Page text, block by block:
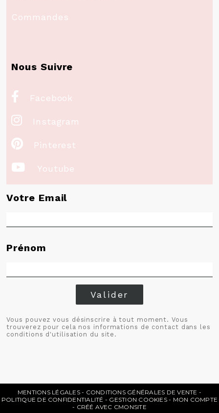
Commandes
Nous Suivre
 Facebook
 Instagram
 Pinterest
 Youtube
Votre Email
Prénom
Valider
Vous pouvez vous désinscrire à tout moment. Vous
trouverez pour cela nos informations de contact dans les
conditions d'utilisation du site.
MENTIONS LÉGALES
CONDITIONS GÉNÉRALES DE VENTE
POLITIQUE DE CONFIDENTIALITÉ
GESTION COOKIES
MON COMPTE
CRÉÉ AVEC CMONSITE